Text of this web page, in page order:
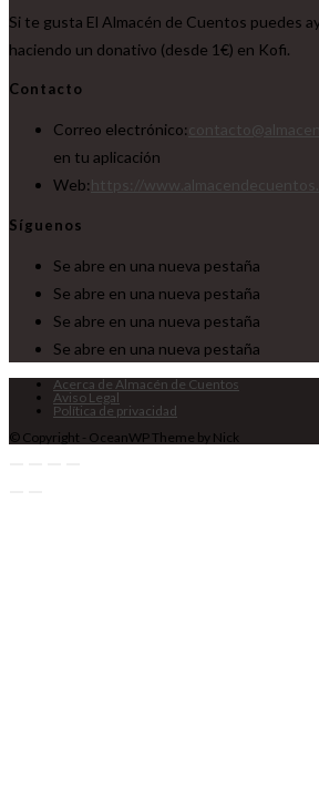
Si te gusta El Almacén de Cuentos puedes
haciendo un donativo (desde 1€) en Kofi.
Contacto
Correo electrónico:
en tu aplicación
Web:
Síguenos
Se abre en una nueva pestaña
Se abre en una nueva pestaña
Se abre en una nueva pestaña
Se abre en una nueva pestaña
Acerca de Almacén de Cuentos
Aviso Legal
Política de privacidad
© Copyright - OceanWP Theme by Nick